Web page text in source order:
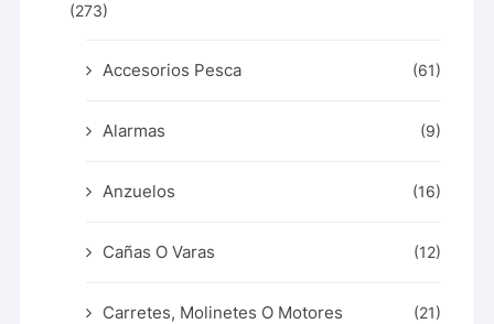
(273)
Accesorios Pesca (61)
Alarmas (9)
Anzuelos (16)
Cañas O Varas (12)
Carretes, Molinetes O Motores (21)